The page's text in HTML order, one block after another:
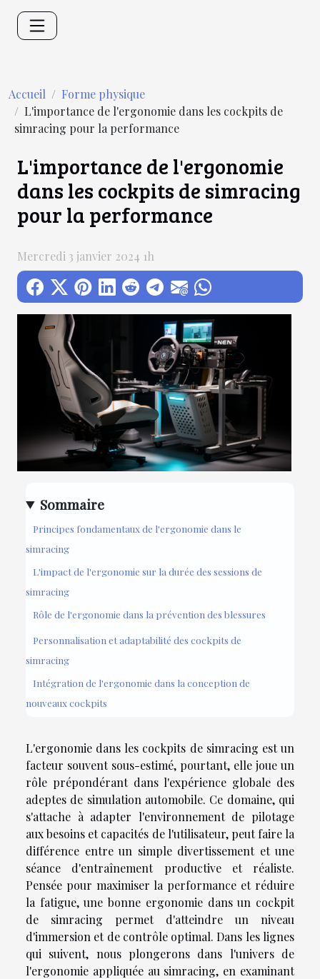
Accueil
Forme physique
L'importance de l'ergonomie dans les cockpits de
simracing pour la performance
L'importance de l'ergonomie
dans les cockpits de simracing
pour la performance
Mercredi 3 janvier 2024 1h
Sommaire
Principes fondamentaux de l'ergonomie dans le
simracing
L'impact de l'ergonomie sur la durée des sessions de
simracing
Rôle de l'ergonomie dans la prévention des blessures
Personnalisation et adaptabilité des cockpits de
simracing
Intégration de l'ergonomie dans la conception de
nouveaux cockpits
L'ergonomie dans les cockpits de simracing est un
facteur souvent sous-estimé, pourtant, elle joue un
rôle prépondérant dans l'expérience globale des
adeptes de simulation automobile. Ce domaine, qui
s'attache à adapter l'environnement de pilotage
aux besoins et capacités de l'utilisateur, peut faire la
différence entre un simple divertissement et une
séance d'entraînement productive et réaliste.
Pensée pour maximiser la performance et réduire
la fatigue, une bonne ergonomie dans un cockpit
de simracing permet d'atteindre un niveau
d'immersion et de contrôle optimal. Dans les lignes
qui suivent, nous plongerons dans l'univers de
l'ergonomie appliquée au simracing, en examinant